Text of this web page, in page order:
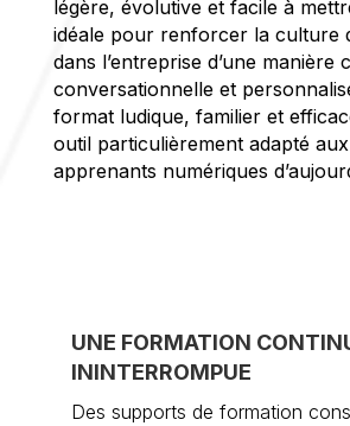
légère, évolutive et facile à
idéale pour renforcer la culture
dans l’entreprise d’une manière
conversationnelle et
format ludique, familier et
outil particulièrement adapté
apprenants numériques
UNE FORMATION
ININTERROMPUE
Des supports de formation